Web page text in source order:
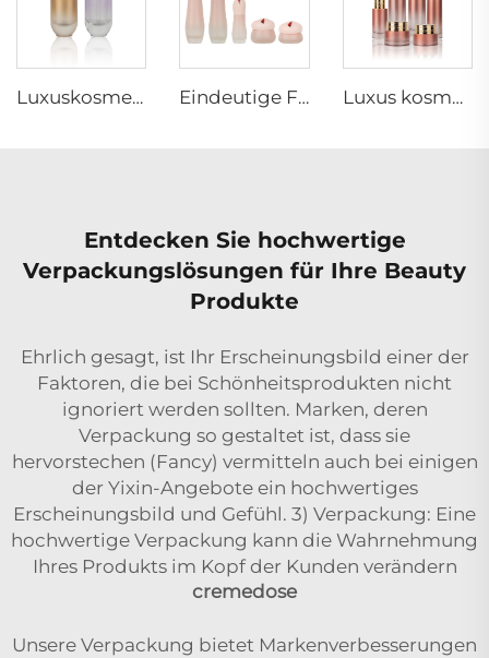
Luxuskosmetikverpackung 1oz 30ml Glasserum Öltröpfchenflasche Eindeutige Form luxuriöse kosmetische Verpackung Lotion Serum Behälter Gesichtscreme Dose rosa gefrorenes Glas kosmetische Flaschen-Sets Luxus kosmetische Verpackung Set goldener Deckel Zylinderflasche aus Glas für flüssige Kosmetika
Entdecken Sie hochwertige
Verpackungslösungen für Ihre Beauty
Produkte
Ehrlich gesagt, ist Ihr Erscheinungsbild einer der
Faktoren, die bei Schönheitsprodukten nicht
ignoriert werden sollten. Marken, deren
Verpackung so gestaltet ist, dass sie
hervorstechen (Fancy) vermitteln auch bei einigen
der Yixin-Angebote ein hochwertiges
Erscheinungsbild und Gefühl. 3) Verpackung: Eine
hochwertige Verpackung kann die Wahrnehmung
Ihres Produkts im Kopf der Kunden verändern
cremedose
Unsere Verpackung bietet Markenverbesserungen